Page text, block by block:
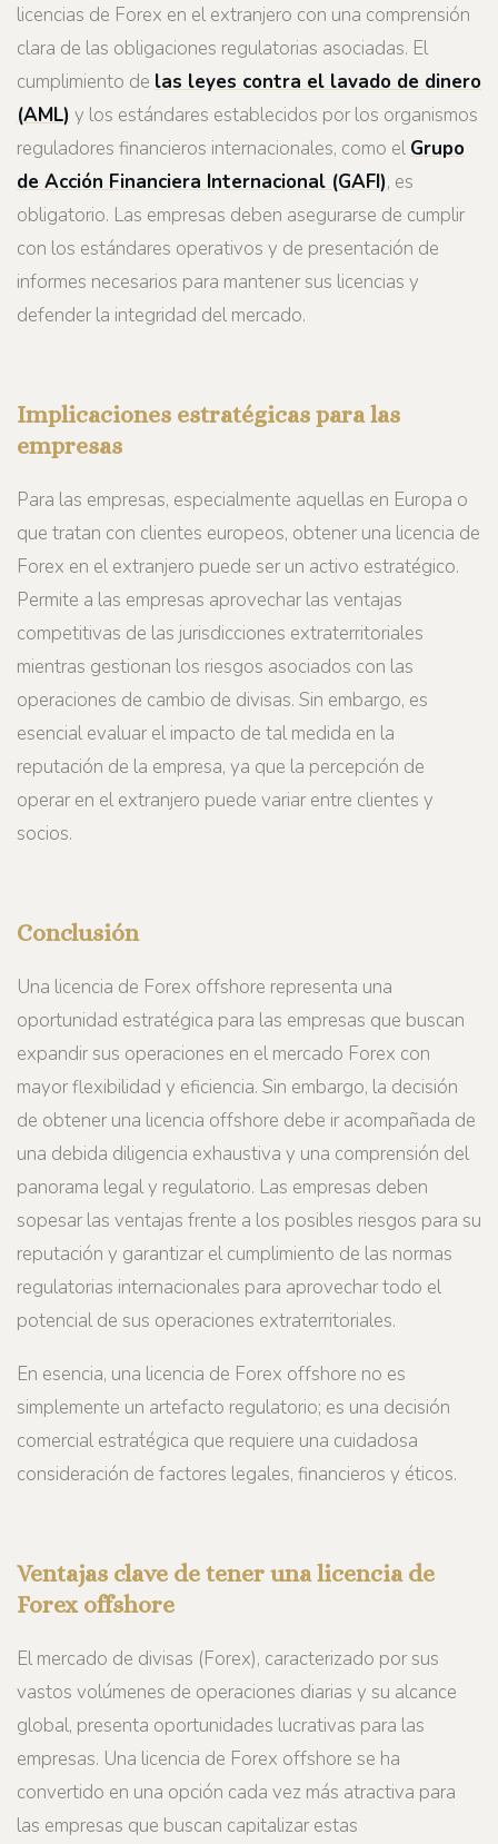
licencias de Forex en el extranjero con una comprensión
clara de las obligaciones regulatorias asociadas. El
cumplimiento de las leyes contra el lavado de dinero
(AML) y los estándares establecidos por los organismos
reguladores financieros internacionales, como el Grupo
de Acción Financiera Internacional (GAFI), es
obligatorio. Las empresas deben asegurarse de cumplir
con los estándares operativos y de presentación de
informes necesarios para mantener sus licencias y
defender la integridad del mercado.
Implicaciones estratégicas para las
empresas
Para las empresas, especialmente aquellas en Europa o
que tratan con clientes europeos, obtener una licencia de
Forex en el extranjero puede ser un activo estratégico.
Permite a las empresas aprovechar las ventajas
competitivas de las jurisdicciones extraterritoriales
mientras gestionan los riesgos asociados con las
operaciones de cambio de divisas. Sin embargo, es
esencial evaluar el impacto de tal medida en la
reputación de la empresa, ya que la percepción de
operar en el extranjero puede variar entre clientes y
socios.
Conclusión
Una licencia de Forex offshore representa una
oportunidad estratégica para las empresas que buscan
expandir sus operaciones en el mercado Forex con
mayor flexibilidad y eficiencia. Sin embargo, la decisión
de obtener una licencia offshore debe ir acompañada de
una debida diligencia exhaustiva y una comprensión del
panorama legal y regulatorio. Las empresas deben
sopesar las ventajas frente a los posibles riesgos para su
reputación y garantizar el cumplimiento de las normas
regulatorias internacionales para aprovechar todo el
potencial de sus operaciones extraterritoriales.
En esencia, una licencia de Forex offshore no es
simplemente un artefacto regulatorio; es una decisión
comercial estratégica que requiere una cuidadosa
consideración de factores legales, financieros y éticos.
Ventajas clave de tener una licencia de
Forex offshore
El mercado de divisas (Forex), caracterizado por sus
vastos volúmenes de operaciones diarias y su alcance
global, presenta oportunidades lucrativas para las
empresas. Una licencia de Forex offshore se ha
convertido en una opción cada vez más atractiva para
las empresas que buscan capitalizar estas